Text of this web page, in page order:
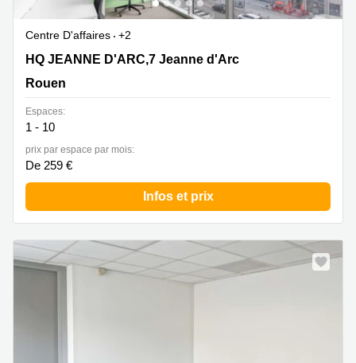
Centre D'affaires
+2
HQ JEANNE D'ARC,7bis rue Jeanne d'Arc, Rouen
HQ JEANNE D'ARC,7 Jeanne d'Arc
Rouen
Espaces:
1 - 10
prix par espace par mois:
De 259 €
Infos et prix